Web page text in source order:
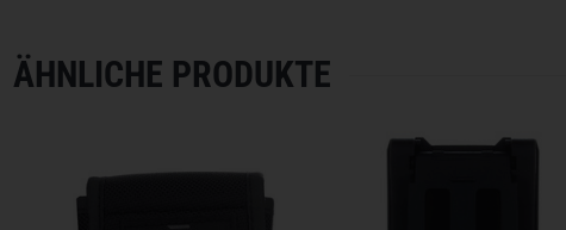
ÄHNLICHE PRODUKTE